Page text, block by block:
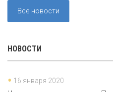
Все новости
НОВОСТИ
16 января 2020